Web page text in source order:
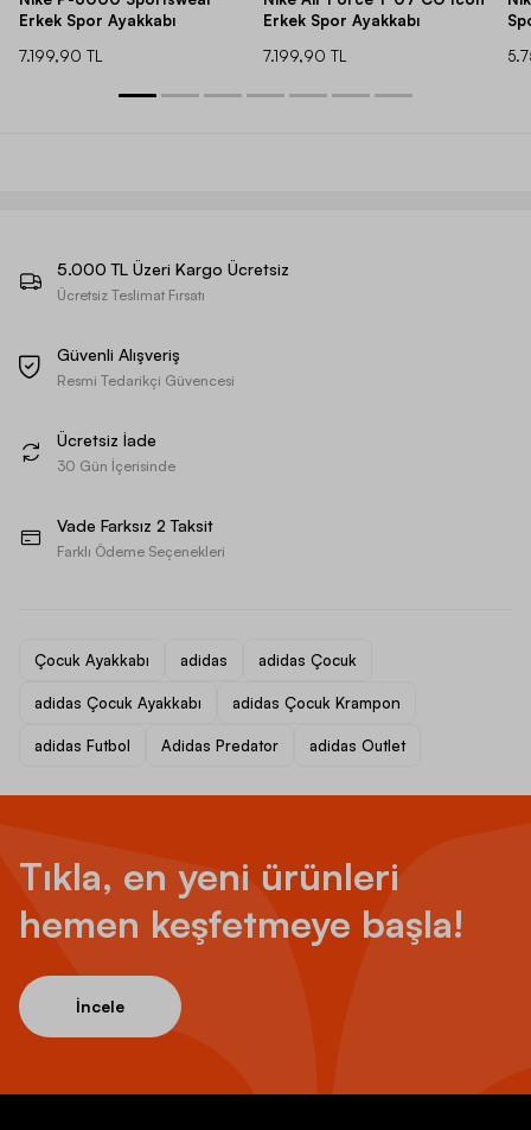
Erkek Spor Ayakkabı
7.199,90 TL
Erkek Spor Ayakkabı
7.199,90 TL
5.000 TL Üzeri Kargo Ücretsiz
Ücretsiz Teslimat Fırsatı
Güvenli Alışveriş
Resmi Tedarikçi Güvencesi
Ücretsiz İade
30 Gün İçerisinde
Vade Farksız 2 Taksit
Farklı Ödeme Seçenekleri
Çocuk Ayakkabı adidas adidas Çocuk
adidas Çocuk Ayakkabı adidas Çocuk Krampon
adidas Futbol Adidas Predator adidas Outlet
Tıkla, en yeni ürünleri
hemen keşfetmeye başla!
İncele